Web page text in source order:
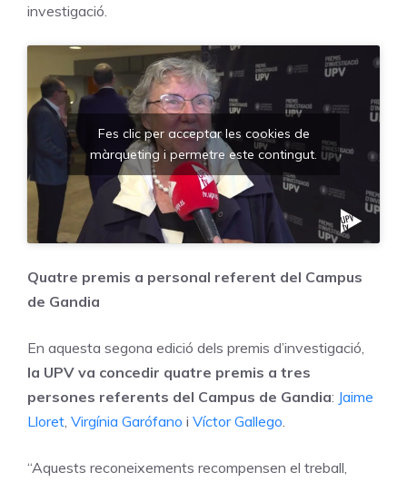
investigació.
Fes clic per acceptar les cookies de
màrqueting i permetre este contingut.
Quatre premis a personal referent del Campus
de Gandia
En aquesta segona edició dels premis d’investigació,
la UPV va concedir quatre premis a tres
persones referents del Campus de Gandia: Jaime
Lloret, Virgínia Garófano i Víctor Gallego.
“Aquests reconeixements recompensen el treball,